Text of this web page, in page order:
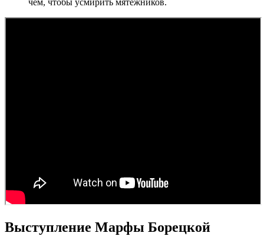
Выступление Марфы Борецкой